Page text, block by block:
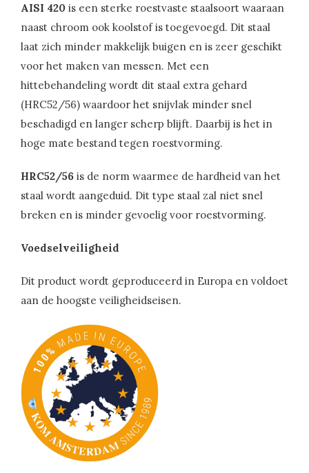
AISI 420 is een sterke roestvaste staalsoort waaraan
naast chroom ook koolstof is toegevoegd. Dit staal
laat zich minder makkelijk buigen en is zeer geschikt
voor het maken van messen. Met een
hittebehandeling wordt dit staal extra gehard
(HRC52/56) waardoor het snijvlak minder snel
beschadigd en langer scherp blijft. Daarbij is het in
hoge mate bestand tegen roestvorming.
HRC52/56 is de norm waarmee de hardheid van het
staal wordt aangeduid. Dit type staal zal niet snel
breken en is minder gevoelig voor roestvorming.
Voedselveiligheid
Dit product wordt geproduceerd in Europa en voldoet
aan de hoogste veiligheidseisen.